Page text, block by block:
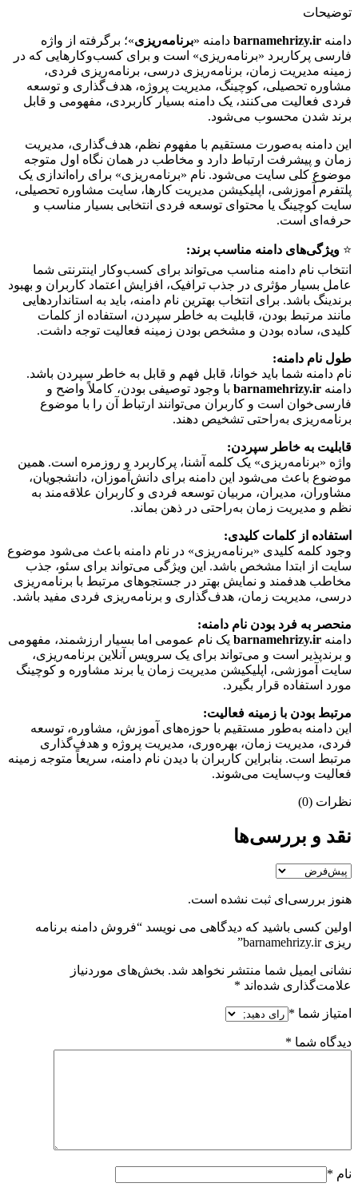
توضیحات
دامنه barnamehrizy.ir دامنه «برنامه‌ریزی»؛ برگرفته از واژه
فارسی پرکاربرد «برنامه‌ریزی» است و برای کسب‌وکارهایی که در
زمینه مدیریت زمان، برنامه‌ریزی درسی، برنامه‌ریزی فردی،
مشاوره تحصیلی، کوچینگ، مدیریت پروژه، هدف‌گذاری و توسعه
فردی فعالیت می‌کنند، یک دامنه بسیار کاربردی، مفهومی و قابل
برند شدن محسوب می‌شود.
این دامنه به‌صورت مستقیم با مفهوم نظم، هدف‌گذاری، مدیریت
زمان و پیشرفت ارتباط دارد و مخاطب در همان نگاه اول متوجه
موضوع کلی سایت می‌شود. نام «برنامه‌ریزی» برای راه‌اندازی یک
پلتفرم آموزشی، اپلیکیشن مدیریت کارها، سایت مشاوره تحصیلی،
سایت کوچینگ یا محتوای توسعه فردی انتخابی بسیار مناسب و
حرفه‌ای است.
⭐️ ویژگی‌های دامنه مناسب برند:
انتخاب نام دامنه مناسب می‌تواند برای کسب‌وکار اینترنتی شما
عامل بسیار مؤثری در جذب ترافیک، افزایش اعتماد کاربران و بهبود
برندینگ باشد. برای انتخاب بهترین نام دامنه، باید به استانداردهایی
مانند مرتبط بودن، قابلیت به خاطر سپردن، استفاده از کلمات
کلیدی، ساده بودن و مشخص بودن زمینه فعالیت توجه داشت.
طول نام دامنه:
نام دامنه شما باید خوانا، قابل فهم و قابل به خاطر سپردن باشد.
دامنه barnamehrizy.ir با وجود توصیفی بودن، کاملاً واضح و
فارسی‌خوان است و کاربران می‌توانند ارتباط آن را با موضوع
برنامه‌ریزی به‌راحتی تشخیص دهند.
قابلیت به خاطر سپردن:
واژه «برنامه‌ریزی» یک کلمه آشنا، پرکاربرد و روزمره است. همین
موضوع باعث می‌شود این دامنه برای دانش‌آموزان، دانشجویان،
مشاوران، مدیران، مربیان توسعه فردی و کاربران علاقه‌مند به
نظم و مدیریت زمان به‌راحتی در ذهن بماند.
استفاده از کلمات کلیدی:
وجود کلمه کلیدی «برنامه‌ریزی» در نام دامنه باعث می‌شود موضوع
سایت از ابتدا مشخص باشد. این ویژگی می‌تواند برای سئو، جذب
مخاطب هدفمند و نمایش بهتر در جستجوهای مرتبط با برنامه‌ریزی
درسی، مدیریت زمان، هدف‌گذاری و برنامه‌ریزی فردی مفید باشد.
منحصر به فرد بودن نام دامنه:
دامنه barnamehrizy.ir یک نام عمومی اما بسیار ارزشمند، مفهومی
و برندپذیر است و می‌تواند برای یک سرویس آنلاین برنامه‌ریزی،
سایت آموزشی، اپلیکیشن مدیریت زمان یا برند مشاوره و کوچینگ
مورد استفاده قرار بگیرد.
مرتبط بودن با زمینه فعالیت:
این دامنه به‌طور مستقیم با حوزه‌های آموزش، مشاوره، توسعه
فردی، مدیریت زمان، بهره‌وری، مدیریت پروژه و هدف‌گذاری
مرتبط است. بنابراین کاربران با دیدن نام دامنه، سریعاً متوجه زمینه
فعالیت وب‌سایت می‌شوند.
نظرات (0)
نقد و بررسی‌ها
هنوز بررسی‌ای ثبت نشده است.
اولین کسی باشید که دیدگاهی می نویسد “فروش دامنه برنامه
ریزی barnamehrizy.ir”
نشانی ایمیل شما منتشر نخواهد شد. بخش‌های موردنیاز
علامت‌گذاری شده‌اند *
امتیاز شما *
دیدگاه شما *
نام *